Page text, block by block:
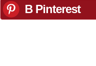
В Pinterest